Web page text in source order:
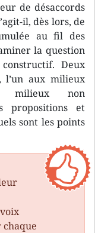
de désaccords
il, dès lors, de
au fil des
la question
Deux
l’un aux milieux
milieux non
propositions et
sont les points
chaque